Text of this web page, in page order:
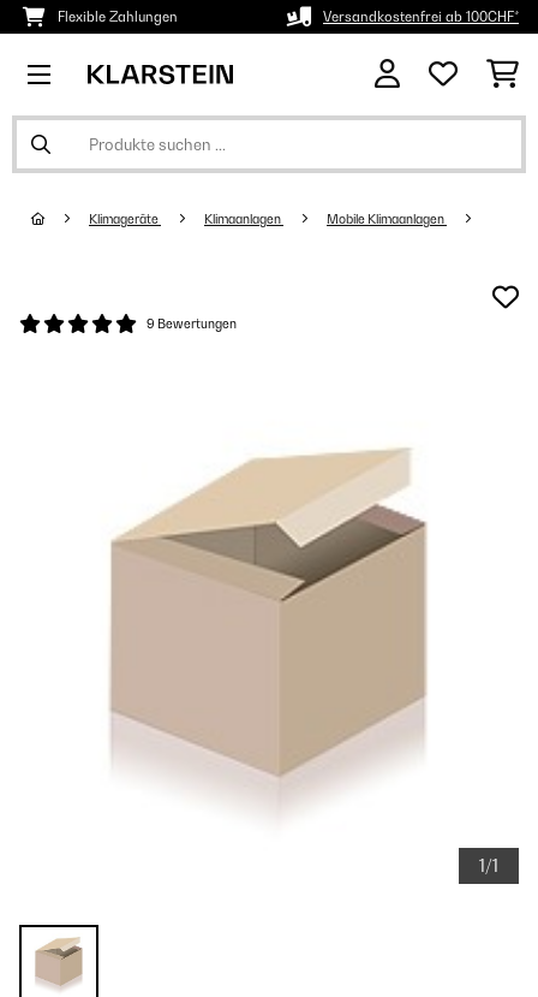
Flexible Zahlungen Versandkostenfrei ab 100CHF*
Klimageräte Klimaanlagen Mobile Klimaanlagen
9 Bewertungen
1/1